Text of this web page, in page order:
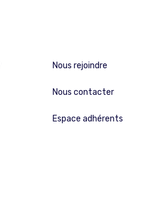
Nous rejoindre
Nous contacter
Espace adhérents